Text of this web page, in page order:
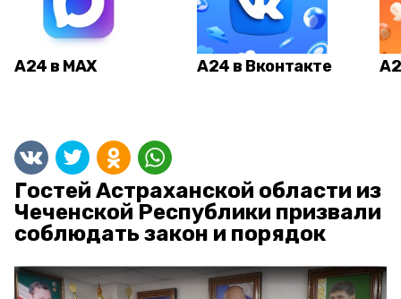
А24 в MAX А24 в Вконтакте
Гостей Астраханской области из
Чеченской Республики призвали
соблюдать закон и порядок